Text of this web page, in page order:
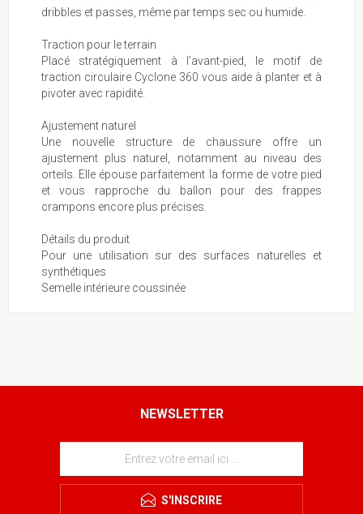
dribbles et passes, même par temps sec ou humide.
Traction pour le terrain
Placé stratégiquement à l'avant-pied, le motif de
traction circulaire Cyclone 360 vous aide à planter et à
pivoter avec rapidité.
Ajustement naturel
Une nouvelle structure de chaussure offre un
ajustement plus naturel, notamment au niveau des
orteils. Elle épouse parfaitement la forme de votre pied
et vous rapproche du ballon pour des frappes
crampons encore plus précises.
Détails du produit
Pour une utilisation sur des surfaces naturelles et
synthétiques
Semelle intérieure coussinée
NEWSLETTER
S'INSCRIRE